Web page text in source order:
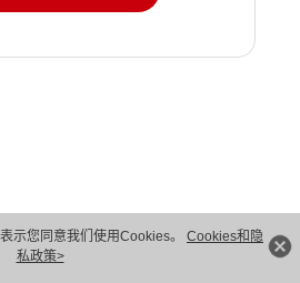
示您同意我们使用Cookies。 Cookies和隐
私政策>
1998-2026。 保留一切权利。粤A2-20044005号
隐私保护
法律声明